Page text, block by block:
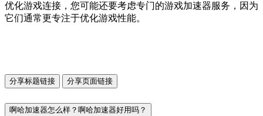
优化游戏连接，您可能还要考虑专门的游戏加速器服务，因为
它们通常更专注于优化游戏性能。
分享标题链接 分享页面链接
啊哈加速器怎么样？啊哈加速器好用吗？